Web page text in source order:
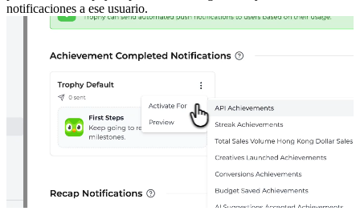
notificaciones a ese usuario.